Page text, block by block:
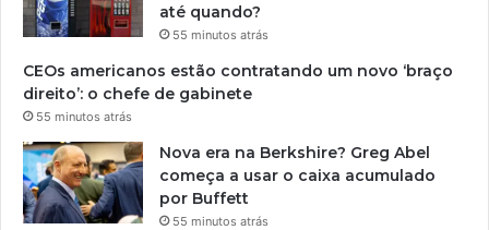
até quando?
55 minutos atrás
CEOs americanos estão contratando um novo ‘braço
direito’: o chefe de gabinete
55 minutos atrás
Nova era na Berkshire? Greg Abel
começa a usar o caixa acumulado
por Buffett
55 minutos atrás